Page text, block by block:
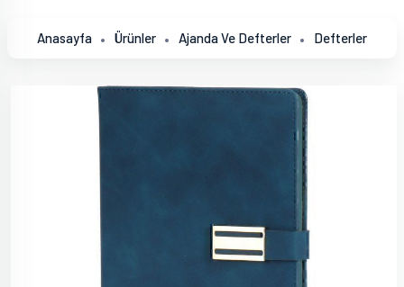
Anasayfa Ürünler Ajanda Ve Defterler Defterler